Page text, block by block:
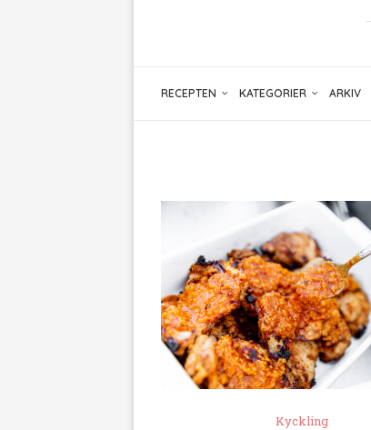
RECEPTEN KATEGORIER ARKIV
Kyckling